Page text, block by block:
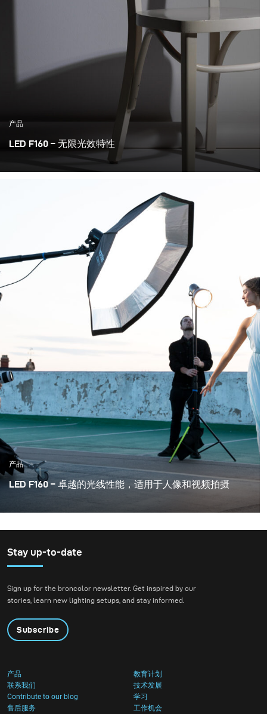
产品
LED F160 – 无限光效特性
Broncolor LED F160是市场上同类产品中最精确的LED
调及色温-LED F160的显着功能使摄影师能够适应各种情
产品
LED F160 – 卓越的光线性能，适用于人像和视频拍摄
LED F160是一款高度通用性的LED灯，具有令人难以置信
获得出色的效果，体验使用broncolor广泛的光效附件，
并学习如何简单地同时可以做得到采访，视频拍摄或人像
Stay up-to-date
Sign up for the broncolor newsletter. Get inspired by our
stories, learn new lighting setups, and stay informed.
Subscribe
产品
教育计划
联系我们
技术发展
Contribute to our blog
学习
售后服务
工作机会